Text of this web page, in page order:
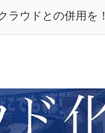
ラウドとの併用を！